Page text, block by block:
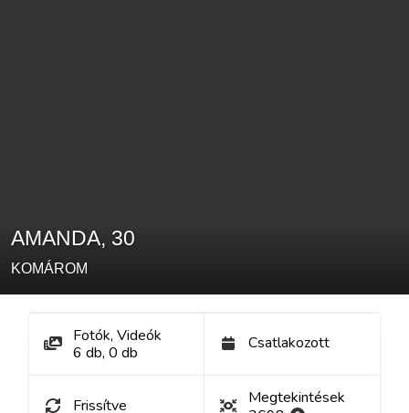
AMANDA, 30
KOMÁROM
Fotók, Videók
6 db, 0 db Csatlakozott
Frissítve
Megtekintések